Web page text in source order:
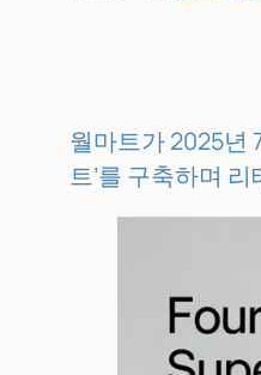
월마트가 2025년
트’를 구축하며